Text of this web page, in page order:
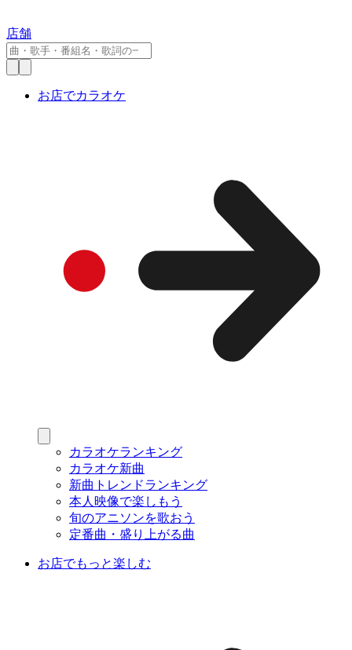
店舗
お店でカラオケ
カラオケランキング
カラオケ新曲
新曲トレンドランキング
本人映像で楽しもう
旬のアニソンを歌おう
定番曲・盛り上がる曲
お店でもっと楽しむ